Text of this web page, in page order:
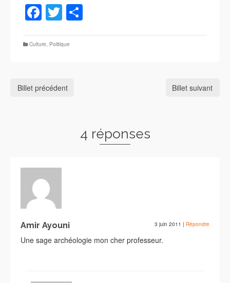
Facebook
Twitter
Culture, Politique
Billet précédent Billet suivant
4 réponses
Amir Ayouni 3 juin 2011 | Répondre
Une sage archéologie mon cher professeur.